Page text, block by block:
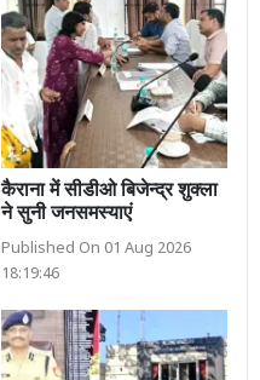
कैराना में सीडीओ बिजेन्द्र शुक्ला
ने सुनी जनसमस्याएं
Published On 01 Aug 2026
18:19:46